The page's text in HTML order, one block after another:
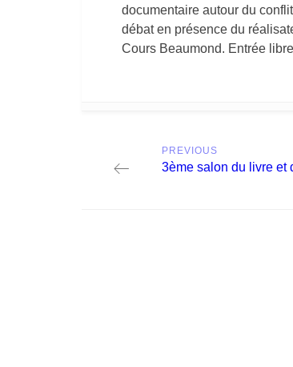
documentaire autour du
débat en présence du
Cours Beaumond. Entrée
navigation
PREVIOUS
Previous
3ème salon du livre et